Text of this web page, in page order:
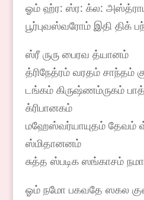
ஓம் ஹ்ர: ஸ்ர: க்ல:
பூர்புவஸ்வரோம் இதி திக்
ஸ்ரீ ருரு பைரவ த்யானம்
த்ரிநேத்ரம் வரதம் சாந்தம்
டங்கம் கிருஷ்ணம்ருகம்
க்ரிபானகம்
மஹேஸ்வர்யாயுதம் தேவம்
ஸ்மிதானனம்
சுத்த ஸ்படிக ஸங்காசம்
ஓம் நமோ பகவதே ஸகல